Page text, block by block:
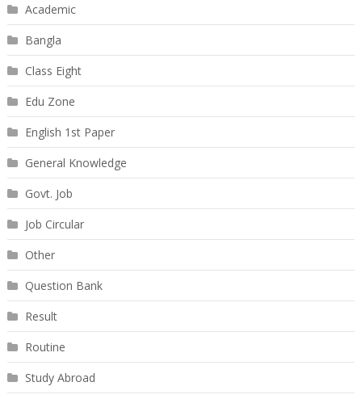
Academic
Bangla
Class Eight
Edu Zone
English 1st Paper
General Knowledge
Govt. Job
Job Circular
Other
Question Bank
Result
Routine
Study Abroad